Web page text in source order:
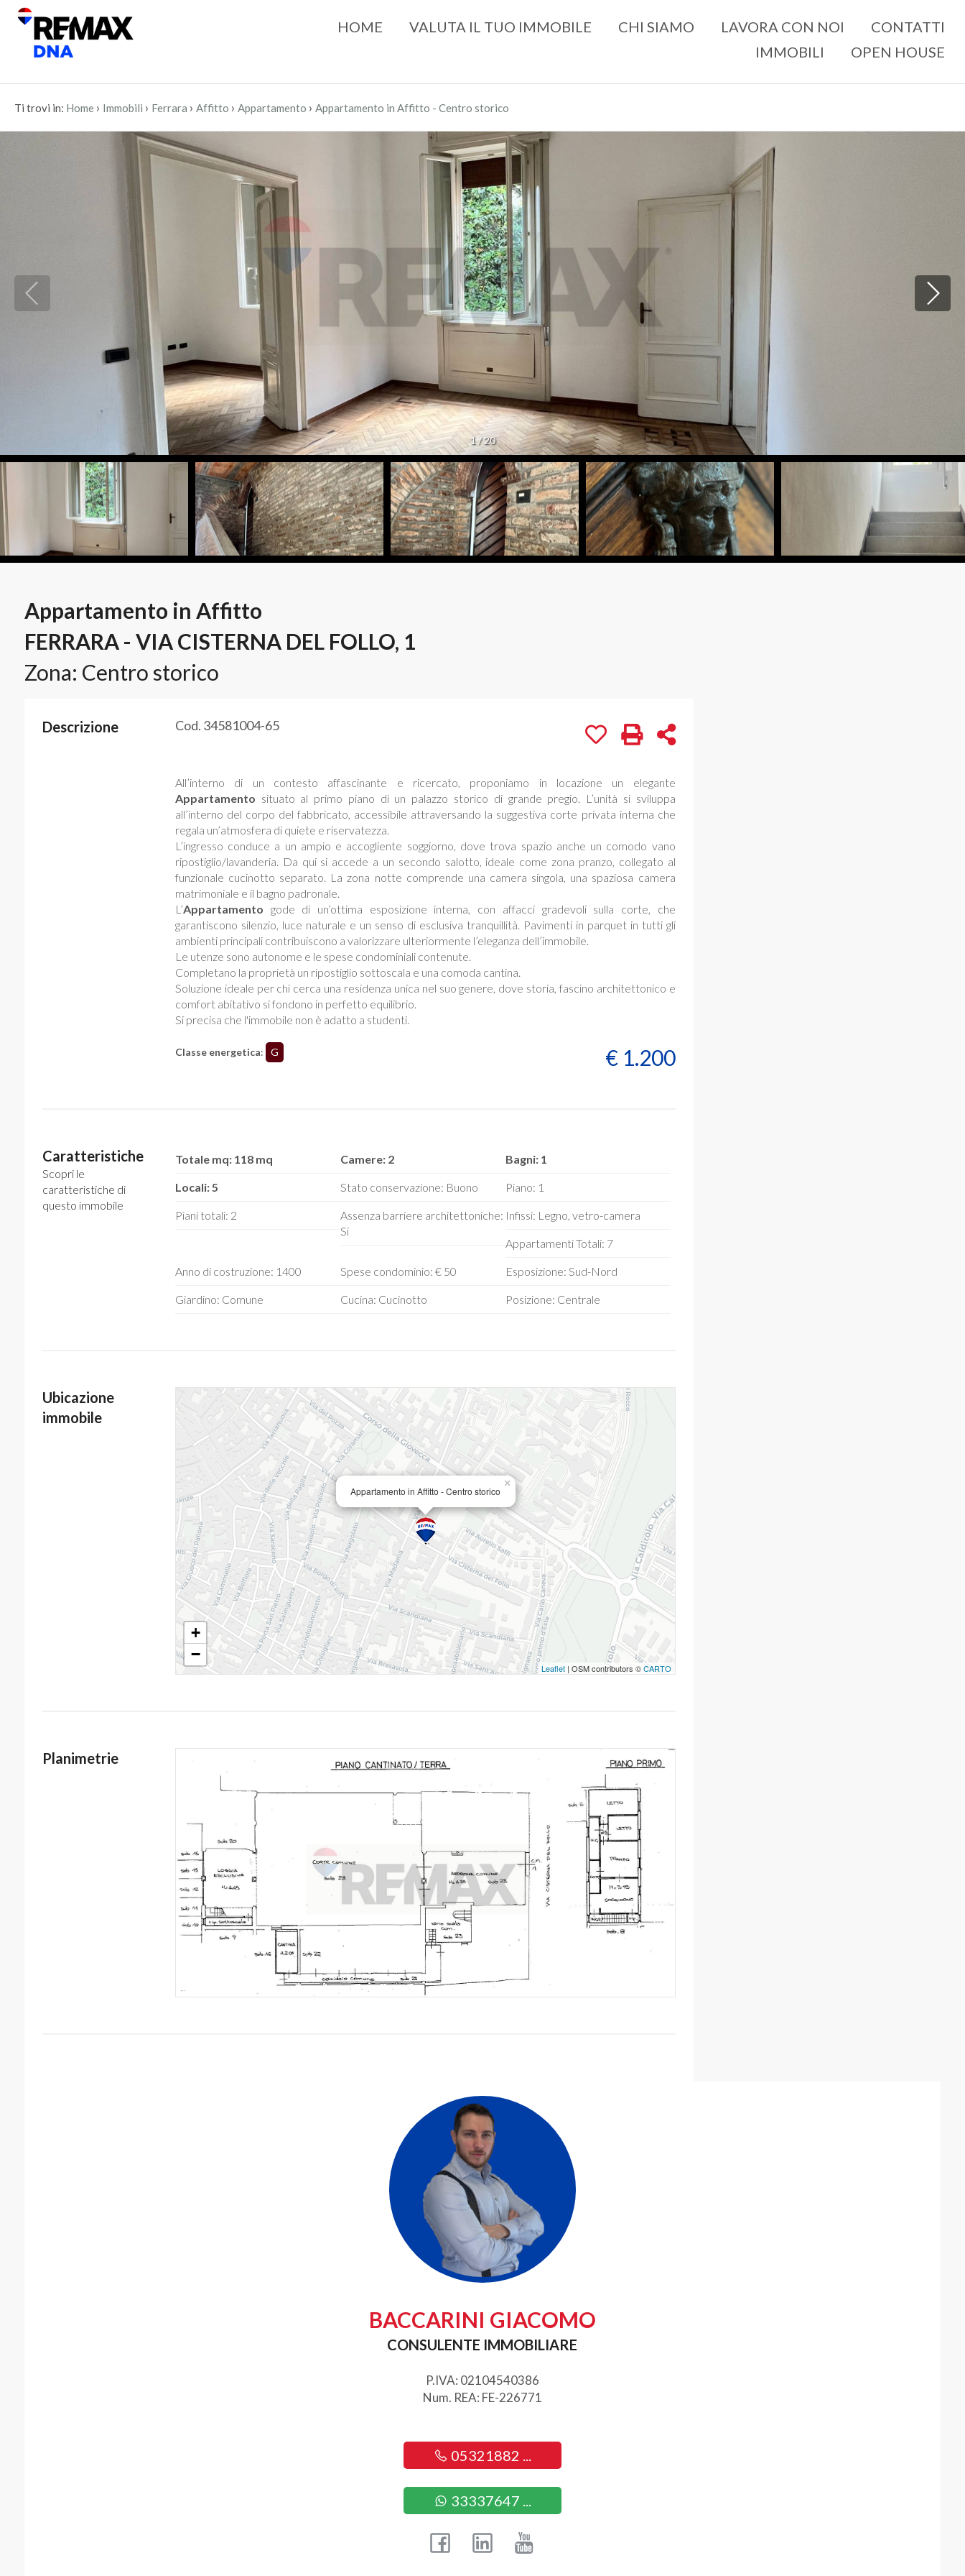
HOME VALUTA IL TUO IMMOBILE CHI SIAMO LAVORA CON NOI
CONTATTI
IMMOBILI
OPEN HOUSE
Ti trovi in: Home › Immobili › Ferrara › Affitto › Appartamento › Appartamento in Affitto - Centro storico
1/20
Appartamento in Affitto
FERRARA - VIA CISTERNA DEL FOLLO, 1
Zona: Centro storico
Descrizione Cod. 34581004-65
All’interno di un contesto affascinante e ricercato, proponiamo in locazione un elegante
Appartamento situato al primo piano di un palazzo storico di grande pregio. L’unità si sviluppa
all’interno del corpo del fabbricato, accessibile attraversando la suggestiva corte privata interna che
regala un’atmosfera di quiete e riservatezza.
L’ingresso conduce a un ampio e accogliente soggiorno, dove trova spazio anche un comodo vano
ripostiglio/lavanderia. Da qui si accede a un secondo salotto, ideale come zona pranzo, collegato al
funzionale cucinotto separato. La zona notte comprende una camera singola, una spaziosa camera
matrimoniale e il bagno padronale.
L’Appartamento gode di un’ottima esposizione interna, con affacci gradevoli sulla corte, che
garantiscono silenzio, luce naturale e un senso di esclusiva tranquillità. Pavimenti in parquet in tutti gli
ambienti principali contribuiscono a valorizzare ulteriormente l’eleganza dell’immobile.
Le utenze sono autonome e le spese condominiali contenute.
Completano la proprietà un ripostiglio sottoscala e una comoda cantina.
Soluzione ideale per chi cerca una residenza unica nel suo genere, dove storia, fascino architettonico e
comfort abitativo si fondono in perfetto equilibrio.
Si precisa che l'immobile non è adatto a studenti.
Classe energetica: G € 1.200
Caratteristiche
Scopri le
caratteristiche di
questo immobile
Totale mq: 118 mq Camere: 2 Bagni: 1
Locali: 5 Stato conservazione: Buono Piano: 1
Piani totali: 2
Assenza barriere architettoniche:
Si
Infissi: Legno, vetro-camera
Appartamenti Totali: 7
Anno di costruzione: 1400 Spese condominio: € 50 Esposizione: Sud-Nord
Giardino: Comune Cucina: Cucinotto Posizione: Centrale
Ubicazione
immobile
Appartamento in Affitto - Centro storico
×
+
−
Leaflet| OSM contributors ©CARTO
Planimetrie
BACCARINI GIACOMO
CONSULENTE IMMOBILIARE
P.IVA: 02104540386
Num. REA: FE-226771
05321882 ...
33337647 ...